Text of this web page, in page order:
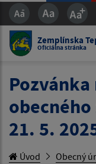
Zemplínska
Oficiálna stránka
21. 5.
Úvod Obecný